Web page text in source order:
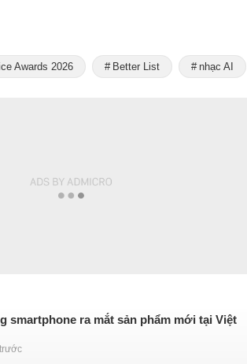
Awards 2026 Better List nhạc AI
smartphone ra mắt sản phẩm mới tại Việt